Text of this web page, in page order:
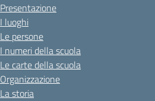
Presentazione
I luoghi
Le persone
I numeri della scuola
Le carte della scuola
Organizzazione
La storia